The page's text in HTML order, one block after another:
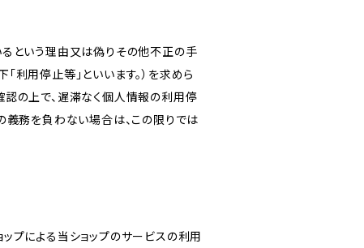
という理由又は偽りその他不正の手
用停止等」といいます。）を求めら
の上で、遅滞なく個人情報の利用停
義務を負わない場合は、この限りでは
プによる当ショップのサービスの利用